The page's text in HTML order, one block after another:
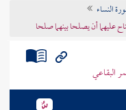
النساء
عليهما أن يصلحا بينهما صلحا
البقاعي